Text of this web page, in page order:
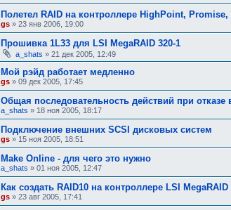
Полетел RAID на контроллере HighPoint,
gs » 23 янв 2006, 19:00
Прошивка 1L33 для LSI MegaRAID 320-1
a_shats » 21 дек 2005, 12:49
Мой рэйд работает медленно
gs » 09 дек 2005, 17:45
Общая последовательность действий при отказе
a_shats » 18 ноя 2005, 18:17
Подключение внешних SCSI дисковых систем
gs » 15 ноя 2005, 18:51
Make Online - для чего это нужно
a_shats » 01 ноя 2005, 12:47
Как создать RAID10 на контроллере LSI MegaRAID
gs » 23 авг 2005, 17:41